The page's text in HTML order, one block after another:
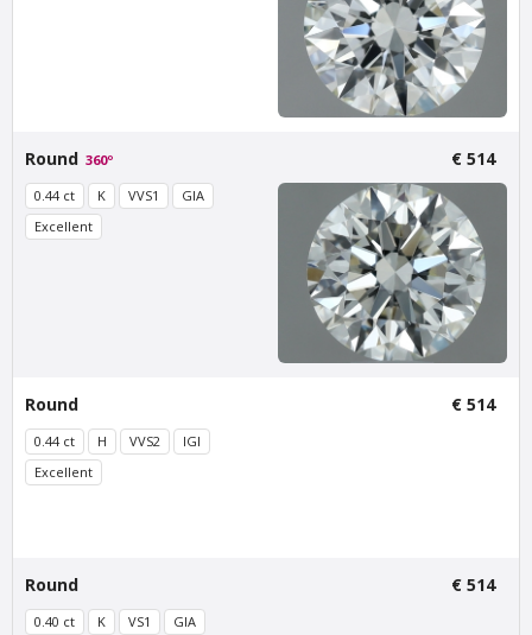
Van Amstel
Van Amstel
Scheepvaart
€ 500excl. VAT
Van Amstel Beurs
€ 500excl. VAT
Van Amstel Waag
Round 360º € 514
0.44 ct K VVS1
GIA
Excellent
Round € 514
0.44 ct H VVS2
IGI
Excellent
Round € 514
0.40 ct K VS1
GIA